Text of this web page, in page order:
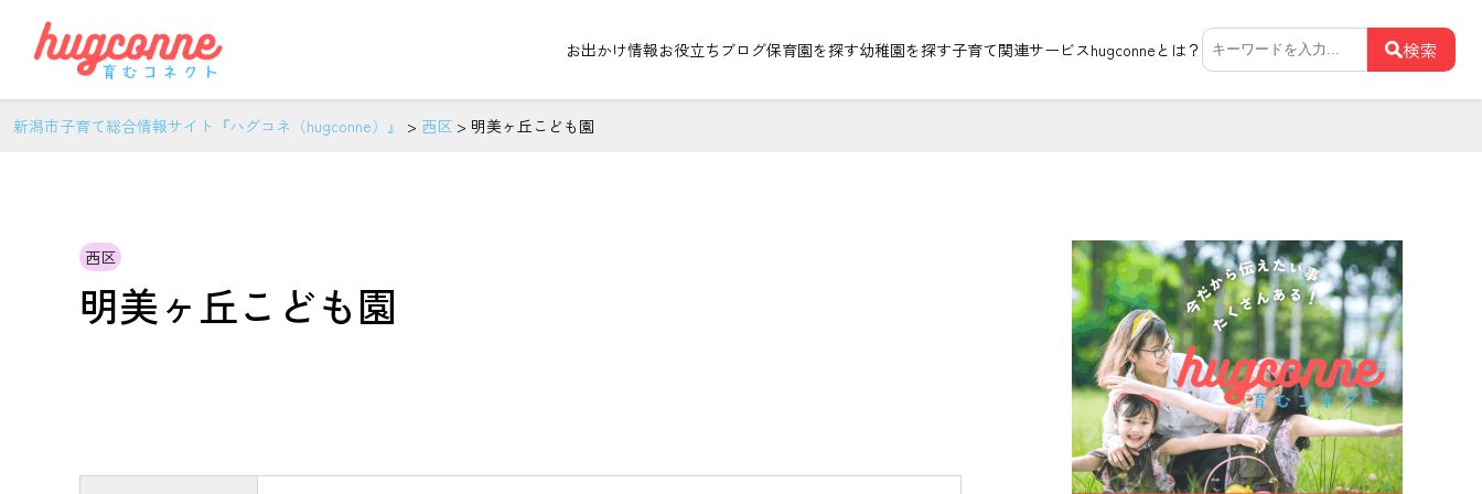
お出かけ情報お役立ちブログ保育園を探す幼稚園を探す子育て関連サービスhugconneとは？ 検
索:
検索
新潟市子育て総合情報サイト『ハグコネ（hugconne）』 > 西区 > 明美ヶ丘こども園
西区
明美ヶ丘こども園